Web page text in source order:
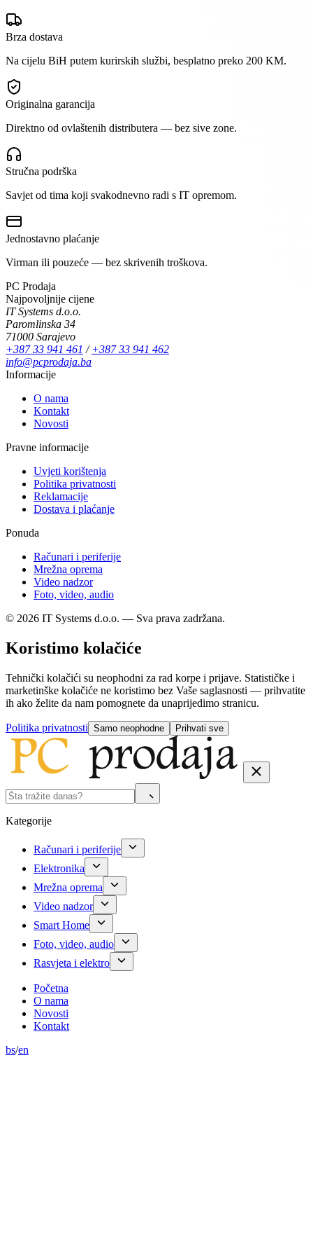
Brza dostava
Na cijelu BiH putem kurirskih službi, besplatno preko 200 KM.
Originalna garancija
Direktno od ovlaštenih distributera — bez sive zone.
Stručna podrška
Savjet od tima koji svakodnevno radi s IT opremom.
Jednostavno plaćanje
Virman ili pouzeće — bez skrivenih troškova.
PC Prodaja
Najpovoljnije cijene
IT Systems d.o.o.
Paromlinska 34
71000 Sarajevo
+387 33 941 461 /+387 33 941 462
info@pcprodaja.ba
Informacije
O nama
Kontakt
Novosti
Pravne informacije
Uvjeti korištenja
Politika privatnosti
Reklamacije
Dostava i plaćanje
Ponuda
Računari i periferije
Mrežna oprema
Video nadzor
Foto, video, audio
© 2026 IT Systems d.o.o. — Sva prava zadržana.
Koristimo kolačiće
Tehnički kolačići su neophodni za rad korpe i prijave. Statističke i
marketinške kolačiće ne koristimo bez Vaše saglasnosti — prihvatite
ih ako želite da nam pomognete da unaprijedimo stranicu.
Politika privatnosti Samo neophodne Prihvati sve
Kategorije
Računari i periferije
Elektronika
Mrežna oprema
Video nadzor
Smart Home
Foto, video, audio
Rasvjeta i elektro
Početna
O nama
Novosti
Kontakt
bs/en